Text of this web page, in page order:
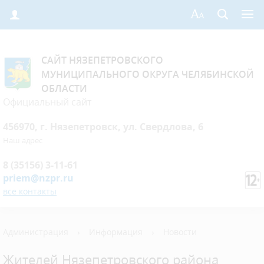
САЙТ НЯЗЕПЕТРОВСКОГО
МУНИЦИПАЛЬНОГО ОКРУГА ЧЕЛЯБИНСКОЙ
ОБЛАСТИ
priem@nzpr.ru
все контакты
Жителей Нязепетровского района